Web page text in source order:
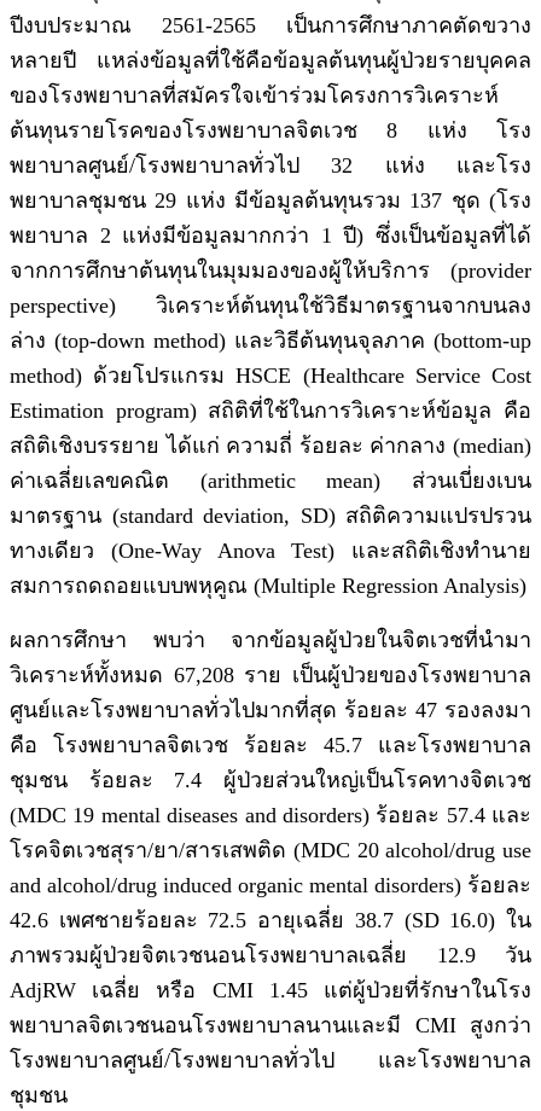
ปีงบประมาณ 2561-2565 เป็นการศึกษาภาคตัดขวาง
หลายปี แหล่งข้อมูลที่ใช้คือข้อมูลต้นทุนผู้ป่วยรายบุคคล
ของโรงพยาบาลที่สมัครใจเข้าร่วมโครงการวิเคราะห์
ต้นทุนรายโรคของโรงพยาบาลจิตเวช 8 แห่ง โรง
พยาบาลศูนย์/โรงพยาบาลทั่วไป 32 แห่ง และโรง
พยาบาลชุมชน 29 แห่ง มีข้อมูลต้นทุนรวม 137 ชุด (โรง
พยาบาล 2 แห่งมีข้อมูลมากกว่า 1 ปี) ซึ่งเป็นข้อมูลที่ได้
จากการศึกษาต้นทุนในมุมมองของผู้ให้บริการ (provider
perspective) วิเคราะห์ต้นทุนใช้วิธีมาตรฐานจากบนลง
ล่าง (top-down method) และวิธีต้นทุนจุลภาค (bottom-up
method) ด้วยโปรแกรม HSCE (Healthcare Service Cost
Estimation program) สถิติที่ใช้ในการวิเคราะห์ข้อมูล คือ
สถิติเชิงบรรยาย ได้แก่ ความถี่ ร้อยละ ค่ากลาง (median)
ค่าเฉลี่ยเลขคณิต (arithmetic mean) ส่วนเบี่ยงเบน
มาตรฐาน (standard deviation, SD) สถิติความแปรปรวน
ทางเดียว (One-Way Anova Test) และสถิติเชิงทำนาย
สมการถดถอยแบบพหุคูณ (Multiple Regression Analysis)
ผลการศึกษา พบว่า จากข้อมูลผู้ป่วยในจิตเวชที่นำมา
วิเคราะห์ทั้งหมด 67,208 ราย เป็นผู้ป่วยของโรงพยาบาล
ศูนย์และโรงพยาบาลทั่วไปมากที่สุด ร้อยละ 47 รองลงมา
คือ โรงพยาบาลจิตเวช ร้อยละ 45.7 และโรงพยาบาล
ชุมชน ร้อยละ 7.4 ผู้ป่วยส่วนใหญ่เป็นโรคทางจิตเวช
(MDC 19 mental diseases and disorders) ร้อยละ 57.4 และ
โรคจิตเวชสุรา/ยา/สารเสพติด (MDC 20 alcohol/drug use
and alcohol/drug induced organic mental disorders) ร้อยละ
42.6 เพศชายร้อยละ 72.5 อายุเฉลี่ย 38.7 (SD 16.0) ใน
ภาพรวมผู้ป่วยจิตเวชนอนโรงพยาบาลเฉลี่ย 12.9 วัน
AdjRW เฉลี่ย หรือ CMI 1.45 แต่ผู้ป่วยที่รักษาในโรง
พยาบาลจิตเวชนอนโรงพยาบาลนานและมี CMI สูงกว่า
โรงพยาบาลศูนย์/โรงพยาบาลทั่วไป และโรงพยาบาล
ชุมชน